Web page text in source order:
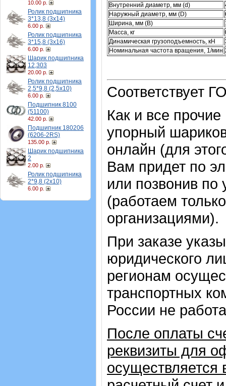
10.00 р.
Ролик подшипника
3*13,8 (3х14)
6.00 р.
Ролик подшипника
3*15,8 (3х16)
6.00 р.
Шарик подшипника
12,303
20.00 р.
Ролик подшипника
2,5*9,8 (2,5х10)
6.00 р.
Подшипник 8100
(51100)
42.00 р.
Подшипник 180206
(6206-2RS)
135.00 р.
Шарик подшипника
2
2.00 р.
Ролик подшипника
2*9,8 (2х10)
6.00 р.
Внутренний диаметр, мм (d)
Наружный диаметр, мм (D)
Ширина, мм (B)
Масса, кг
Динамическая грузоподъемность, кН
Номинальная частота вращения, 1/мин
Соответствует
Как и все
упорный
онлайн (для
Вам придет по
или позвонив
(работаем
организациями).
При заказе
юридического
регионам
транспортных
России не
После оплаты
реквизиты для
осуществляется